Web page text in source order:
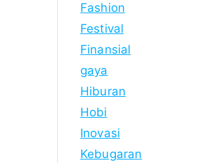
Fashion
Festival
Finansial
gaya
Hiburan
Hobi
Inovasi
Kebugaran